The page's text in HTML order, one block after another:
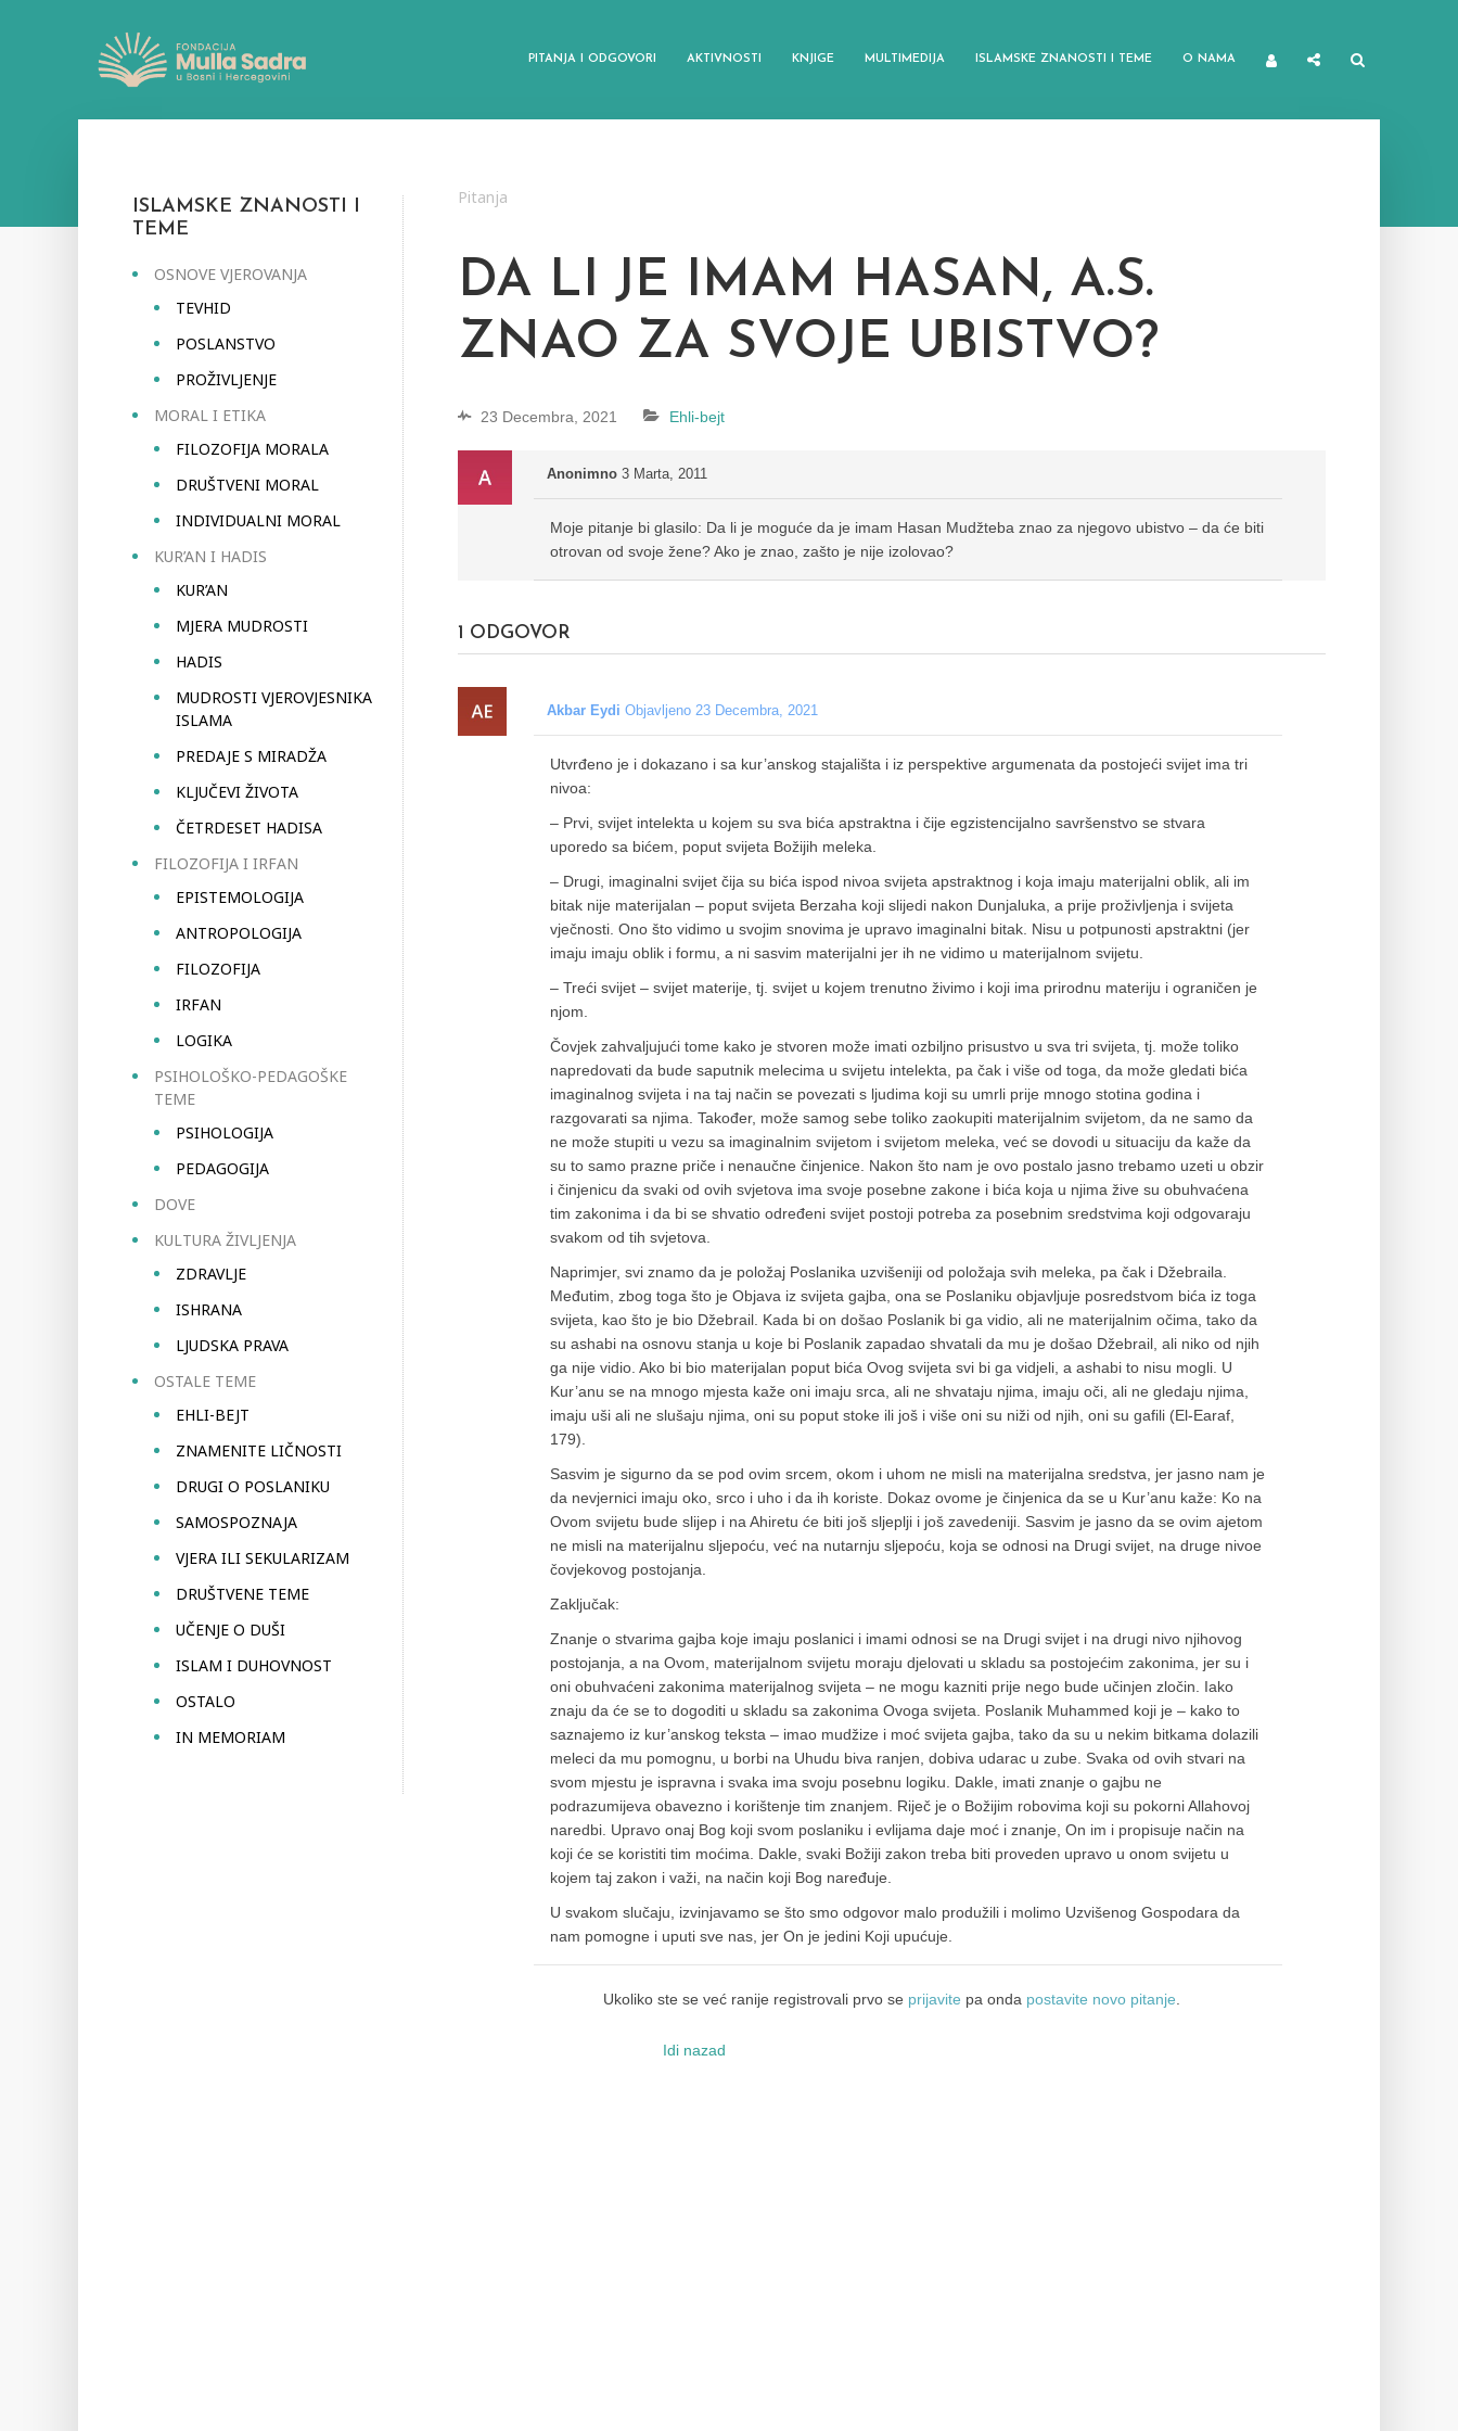
PITANJA I ODGOVORI AKTIVNOSTI KNJIGE MULTIMEDIJA ISLAMSKE ZNANOSTI I TEME O NAMA
ISLAMSKE ZNANOSTI I
TEME
OSNOVE VJEROVANJA
TEVHID
POSLANSTVO
PROŽIVLJENJE
MORAL I ETIKA
FILOZOFIJA MORALA
DRUŠTVENI MORAL
INDIVIDUALNI MORAL
KUR’AN I HADIS
KUR’AN
MJERA MUDROSTI
HADIS
MUDROSTI VJEROVJESNIKA
ISLAMA
PREDAJE S MIRADŽA
KLJUČEVI ŽIVOTA
ČETRDESET HADISA
FILOZOFIJA I IRFAN
EPISTEMOLOGIJA
ANTROPOLOGIJA
FILOZOFIJA
IRFAN
LOGIKA
PSIHOLOŠKO-PEDAGOŠKE
TEME
PSIHOLOGIJA
PEDAGOGIJA
DOVE
KULTURA ŽIVLJENJA
ZDRAVLJE
ISHRANA
LJUDSKA PRAVA
OSTALE TEME
EHLI-BEJT
ZNAMENITE LIČNOSTI
DRUGI O POSLANIKU
SAMOSPOZNAJA
VJERA ILI SEKULARIZAM
DRUŠTVENE TEME
UČENJE O DUŠI
ISLAM I DUHOVNOST
OSTALO
IN MEMORIAM
Pitanja
DA LI JE IMAM HASAN, A.S.
ZNAO ZA SVOJE UBISTVO?
23 Decembra, 2021 Ehli-bejt
Anonimno 3 Marta, 2011
Moje pitanje bi glasilo: Da li je moguće da je imam Hasan Mudžteba znao za njegovo ubistvo – da će biti
otrovan od svoje žene? Ako je znao, zašto je nije izolovao?
1 ODGOVOR
Akbar Eydi Objavljeno 23 Decembra, 2021
Utvrđeno je i dokazano i sa kur’anskog stajališta i iz perspektive argumenata da postojeći svijet ima tri
nivoa:
– Prvi, svijet intelekta u kojem su sva bića apstraktna i čije egzistencijalno savršenstvo se stvara
uporedo sa bićem, poput svijeta Božijih meleka.
– Drugi, imaginalni svijet čija su bića ispod nivoa svijeta apstraktnog i koja imaju materijalni oblik, ali im
bitak nije materijalan – poput svijeta Berzaha koji slijedi nakon Dunjaluka, a prije proživljenja i svijeta
vječnosti. Ono što vidimo u svojim snovima je upravo imaginalni bitak. Nisu u potpunosti apstraktni (jer
imaju imaju oblik i formu, a ni sasvim materijalni jer ih ne vidimo u materijalnom svijetu.
– Treći svijet – svijet materije, tj. svijet u kojem trenutno živimo i koji ima prirodnu materiju i ograničen je
njom.
Čovjek zahvaljujući tome kako je stvoren može imati ozbiljno prisustvo u sva tri svijeta, tj. može toliko
napredovati da bude saputnik melecima u svijetu intelekta, pa čak i više od toga, da može gledati bića
imaginalnog svijeta i na taj način se povezati s ljudima koji su umrli prije mnogo stotina godina i
razgovarati sa njima. Također, može samog sebe toliko zaokupiti materijalnim svijetom, da ne samo da
ne može stupiti u vezu sa imaginalnim svijetom i svijetom meleka, već se dovodi u situaciju da kaže da
su to samo prazne priče i nenaučne činjenice. Nakon što nam je ovo postalo jasno trebamo uzeti u obzir
i činjenicu da svaki od ovih svjetova ima svoje posebne zakone i bića koja u njima žive su obuhvaćena
tim zakonima i da bi se shvatio određeni svijet postoji potreba za posebnim sredstvima koji odgovaraju
svakom od tih svjetova.
Naprimjer, svi znamo da je položaj Poslanika uzvišeniji od položaja svih meleka, pa čak i Džebraila.
Međutim, zbog toga što je Objava iz svijeta gajba, ona se Poslaniku objavljuje posredstvom bića iz toga
svijeta, kao što je bio Džebrail. Kada bi on došao Poslanik bi ga vidio, ali ne materijalnim očima, tako da
su ashabi na osnovu stanja u koje bi Poslanik zapadao shvatali da mu je došao Džebrail, ali niko od njih
ga nije vidio. Ako bi bio materijalan poput bića Ovog svijeta svi bi ga vidjeli, a ashabi to nisu mogli. U
Kur’anu se na mnogo mjesta kaže oni imaju srca, ali ne shvataju njima, imaju oči, ali ne gledaju njima,
imaju uši ali ne slušaju njima, oni su poput stoke ili još i više oni su niži od njih, oni su gafili (El-Earaf,
179).
Sasvim je sigurno da se pod ovim srcem, okom i uhom ne misli na materijalna sredstva, jer jasno nam je
da nevjernici imaju oko, srco i uho i da ih koriste. Dokaz ovome je činjenica da se u Kur’anu kaže: Ko na
Ovom svijetu bude slijep i na Ahiretu će biti još sljeplji i još zavedeniji. Sasvim je jasno da se ovim ajetom
ne misli na materijalnu sljepoću, već na nutarnju sljepoću, koja se odnosi na Drugi svijet, na druge nivoe
čovjekovog postojanja.
Zaključak:
Znanje o stvarima gajba koje imaju poslanici i imami odnosi se na Drugi svijet i na drugi nivo njihovog
postojanja, a na Ovom, materijalnom svijetu moraju djelovati u skladu sa postojećim zakonima, jer su i
oni obuhvaćeni zakonima materijalnog svijeta – ne mogu kazniti prije nego bude učinjen zločin. Iako
znaju da će se to dogoditi u skladu sa zakonima Ovoga svijeta. Poslanik Muhammed koji je – kako to
saznajemo iz kur’anskog teksta – imao mudžize i moć svijeta gajba, tako da su u nekim bitkama dolazili
meleci da mu pomognu, u borbi na Uhudu biva ranjen, dobiva udarac u zube. Svaka od ovih stvari na
svom mjestu je ispravna i svaka ima svoju posebnu logiku. Dakle, imati znanje o gajbu ne
podrazumijeva obavezno i korištenje tim znanjem. Riječ je o Božijim robovima koji su pokorni Allahovoj
naredbi. Upravo onaj Bog koji svom poslaniku i evlijama daje moć i znanje, On im i propisuje način na
koji će se koristiti tim moćima. Dakle, svaki Božiji zakon treba biti proveden upravo u onom svijetu u
kojem taj zakon i važi, na način koji Bog naređuje.
U svakom slučaju, izvinjavamo se što smo odgovor malo produžili i molimo Uzvišenog Gospodara da
nam pomogne i uputi sve nas, jer On je jedini Koji upućuje.
Ukoliko ste se već ranije registrovali prvo se prijavite pa onda postavite novo pitanje.
Idi nazad